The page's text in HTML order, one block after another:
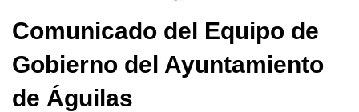
Comunicado del Equipo de
Gobierno del Ayuntamiento
de Águilas